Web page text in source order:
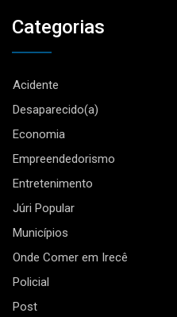
Categorias
Acidente
Desaparecido(a)
Economia
Empreendedorismo
Entretenimento
Júri Popular
Municípios
Onde Comer em Irecê
Policial
Post